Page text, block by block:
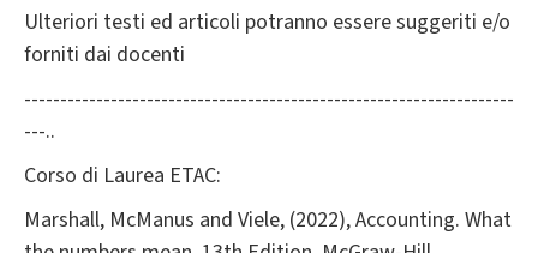
Ulteriori testi ed articoli potranno essere suggeriti e/o
forniti dai docenti
--------------------------------------------------------------------
---..
Corso di Laurea ETAC:
Marshall, McManus and Viele, (2022), Accounting. What